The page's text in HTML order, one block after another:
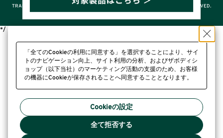
TRADEMARK OF THE BODY SHOP INTERNATIONAL LIMITED ALL RIGHTS RESERVED.
「全てのCookieの利用に同意する」を選択することにより、サイ
トのナビゲーション向上、サイト利用の分析、およびザボディシ
ョップ（以下当社）のマーケティング活動の支援のため、お客様
の機器にCookieが保存されることへ同意することとなります。
Cookieの設定
全て拒否する
*/